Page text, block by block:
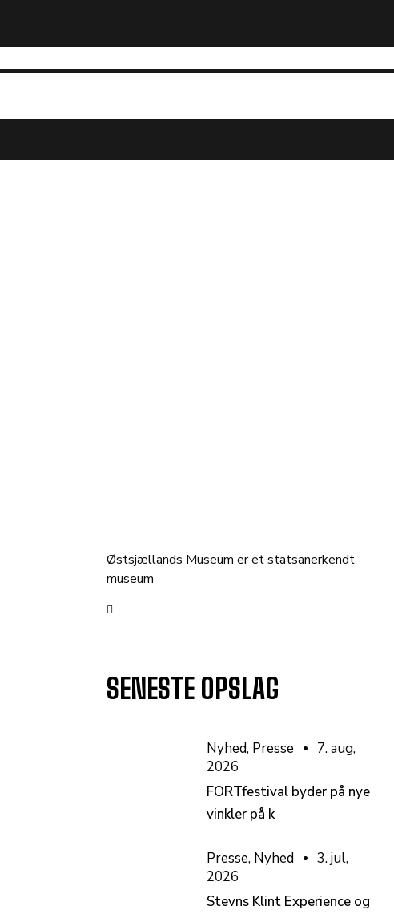
Østsjællands Museum er et statsanerkendt
museum
SENESTE OPSLAG
Nyhed, Presse
7. aug,
2026
FORTfestival byder på nye
vinkler på k
Presse, Nyhed
3. jul,
2026
Stevns Klint Experience og